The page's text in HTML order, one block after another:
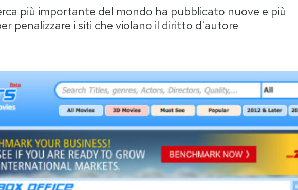
più importante del mondo ha pubblicato nuove e più
penalizzare i siti che violano il diritto d'autore